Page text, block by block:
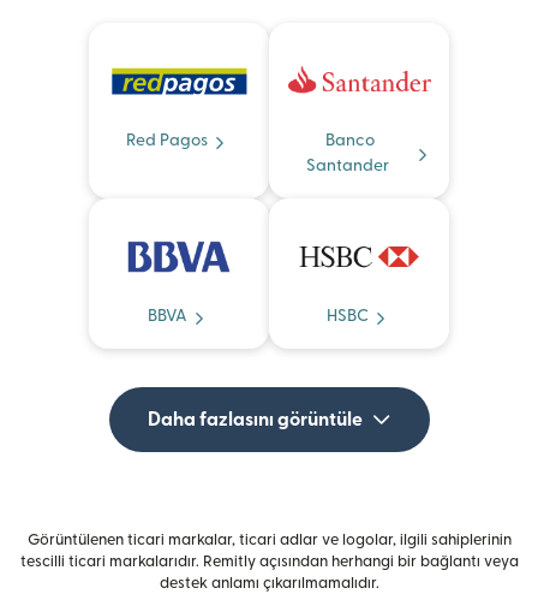
Red Pagos
Banco
Santander
BBVA HSBC
Daha fazlasını görüntüle
Görüntülenen ticari markalar, ticari adlar ve logolar, ilgili sahiplerinin
tescilli ticari markalarıdır. Remitly açısından herhangi bir bağlantı veya
destek anlamı çıkarılmamalıdır.